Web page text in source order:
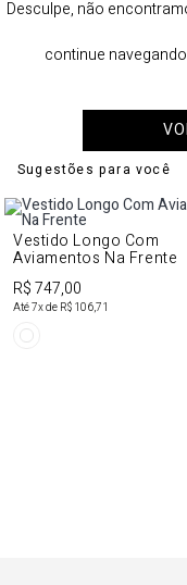
Desculpe, não
continue
Sugestões para você
Vestido Longo Com
Aviamentos Na Frente
R$ 747,00
Até7x de R$ 106,71